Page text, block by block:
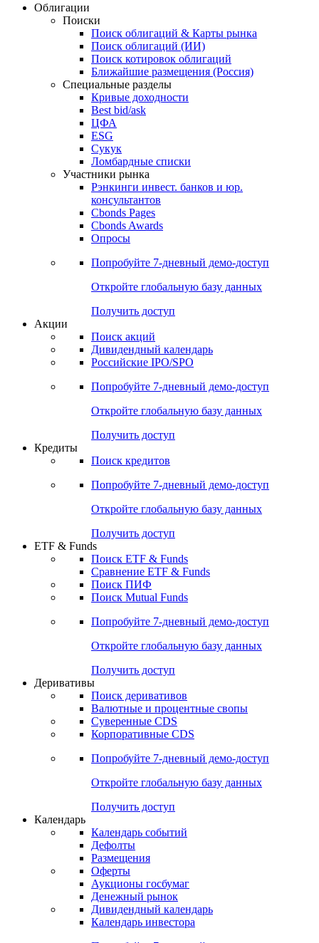
Облигации
Поиски
Поиск облигаций & Карты рынка
Поиск облигаций (ИИ)
Поиск котировок облигаций
Ближайшие размещения (Россия)
Специальные разделы
Кривые доходности
Best bid/ask
ЦФА
ESG
Сукук
Ломбардные списки
Участники рынка
Рэнкинги инвест. банков и юр.
консультантов
Cbonds Pages
Cbonds Awards
Опросы
Попробуйте 7-дневный демо-доступ
Откройте глобальную базу данных
Получить доступ
Акции
Поиск акций
Дивидендный календарь
Российские IPO/SPO
Попробуйте 7-дневный демо-доступ
Откройте глобальную базу данных
Получить доступ
Кредиты
Поиск кредитов
Попробуйте 7-дневный демо-доступ
Откройте глобальную базу данных
Получить доступ
ETF & Funds
Поиск ETF & Funds
Сравнение ETF & Funds
Поиск ПИФ
Поиск Mutual Funds
Попробуйте 7-дневный демо-доступ
Откройте глобальную базу данных
Получить доступ
Деривативы
Поиск деривативов
Валютные и процентные свопы
Суверенные CDS
Корпоративные CDS
Попробуйте 7-дневный демо-доступ
Откройте глобальную базу данных
Получить доступ
Календарь
Календарь событий
Дефолты
Размещения
Оферты
Аукционы госбумаг
Денежный рынок
Дивидендный календарь
Календарь инвестора